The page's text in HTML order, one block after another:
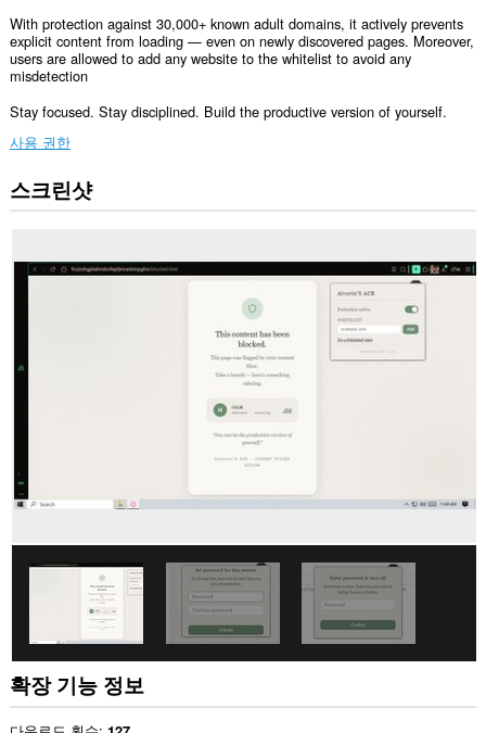
With protection against 30,000+ known adult domains, it actively prevents
explicit content from loading — even on newly discovered pages. Moreover,
users are allowed to add any website to the whitelist to avoid any
misdetection
Stay focused. Stay disciplined. Build the productive version of yourself.
사용 권한
이
확
능
이
액
세
이
확
장
기
능
스크린샷
확장 기능 정보